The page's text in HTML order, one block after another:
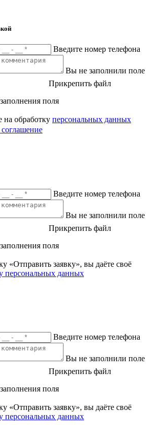
Введите номер телефона
Вы не заполнили поле
Прикрепить файл
поля
на обработку персональных данных
соглашение
Введите номер телефона
Вы не заполнили поле
Прикрепить файл
поля
«Отправить заявку», вы даёте своё
персональных данных
Введите номер телефона
Вы не заполнили поле
Прикрепить файл
поля
«Отправить заявку», вы даёте своё
персональных данных